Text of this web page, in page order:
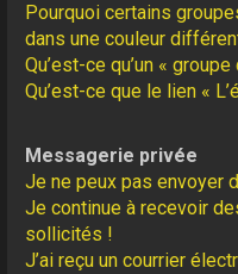
Pourquoi certains
dans une couleur
Qu’est-ce qu’un «
Qu’est-ce que le lien «
Messagerie privée
Je ne peux pas envoyer
Je continue à recevoir
sollicités !
J’ai reçu un courrier